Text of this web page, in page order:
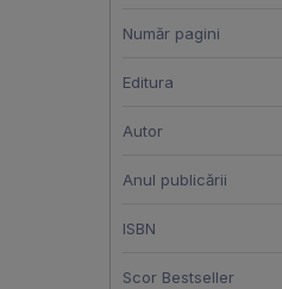
Număr pagini
Editura
Autor
Anul publicării
ISBN
Scor Bestseller